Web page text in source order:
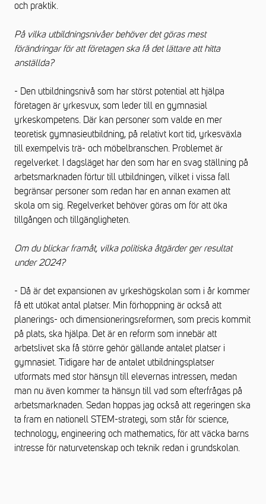
och praktik.
På vilka utbildningsnivåer behöver det göras mest
förändringar för att företagen ska få det lättare att hitta
anställda?
- Den utbildningsnivå som har störst potential att hjälpa
företagen är yrkesvux, som leder till en gymnasial
yrkeskompetens. Där kan personer som valde en mer
teoretisk gymnasieutbildning, på relativt kort tid, yrkesväxla
till exempelvis trä- och möbelbranschen. Problemet är
regelverket. I dagsläget har den som har en svag ställning på
arbetsmarknaden förtur till utbildningen, vilket i vissa fall
begränsar personer som redan har en annan examen att
skola om sig. Regelverket behöver göras om för att öka
tillgången och tillgängligheten.
Om du blickar framåt, vilka politiska åtgärder ger resultat
under 2024?
- Då är det expansionen av yrkeshögskolan som i år kommer
få ett utökat antal platser. Min förhoppning är också att
planerings- och dimensioneringsreformen, som precis kommit
på plats, ska hjälpa. Det är en reform som innebär att
arbetslivet ska få större gehör gällande antalet platser i
gymnasiet. Tidigare har de antalet utbildningsplatser
utformats med stor hänsyn till elevernas intressen, medan
man nu även kommer ta hänsyn till vad som efterfrågas på
arbetsmarknaden. Sedan hoppas jag också att regeringen ska
ta fram en nationell STEM-strategi, som står för science,
technology, engineering och mathematics, för att väcka barns
intresse för naturvetenskap och teknik redan i grundskolan.